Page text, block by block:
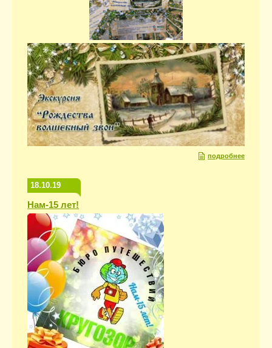
подробнее
18.10.19
Нам-15 лет!